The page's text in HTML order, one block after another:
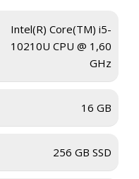
Intel(R) Core(TM) i5-
10210U CPU @ 1,60
GHz
16 GB
256 GB SSD